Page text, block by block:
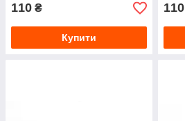
110 ₴
Купити
110